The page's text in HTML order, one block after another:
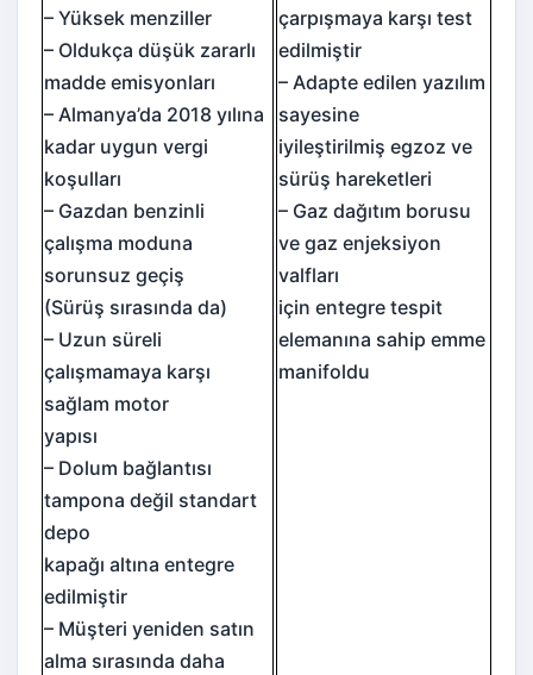
– Yüksek menziller
– Oldukça düşük zararlı
madde emisyonları
– Almanya’da 2018 yılına
kadar uygun vergi
koşulları
– Gazdan benzinli
çalışma moduna
sorunsuz geçiş
(Sürüş sırasında da)
– Uzun süreli
çalışmamaya karşı
sağlam motor
yapısı
– Dolum bağlantısı
tampona değil standart
depo
kapağı altına entegre
edilmiştir
– Müşteri yeniden satın
alma sırasında daha
çarpışmaya karşı test
edilmiştir
– Adapte edilen yazılım
sayesine
iyileştirilmiş egzoz ve
sürüş hareketleri
– Gaz dağıtım borusu
ve gaz enjeksiyon
valfları
için entegre tespit
elemanına sahip emme
manifoldu